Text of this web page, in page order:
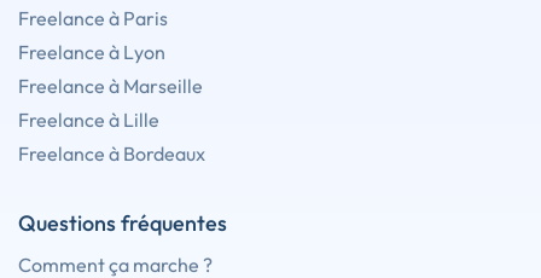
Freelance à Paris
Freelance à Lyon
Freelance à Marseille
Freelance à Lille
Freelance à Bordeaux
Questions fréquentes
Comment ça marche ?